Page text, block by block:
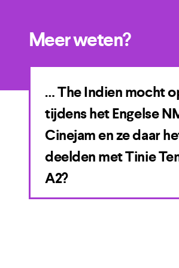
Meer weten?
… The Indien mocht
tijdens het Engelse NME’s
Cinejam en ze daar het
deelden met Tinie